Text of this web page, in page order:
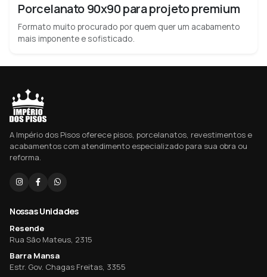
Porcelanato 90x90 para projeto premium
Formato muito procurado por quem quer um acabamento
mais imponente e sofisticado.
A Império dos Pisos oferece pisos, porcelanatos, revestimentos e
acabamentos com atendimento especializado para sua obra ou
reforma.
Nossas Unidades
Resende
Rua São Mateus, 2315
Barra Mansa
Estr. Gov. Chagas Freitas, 3355